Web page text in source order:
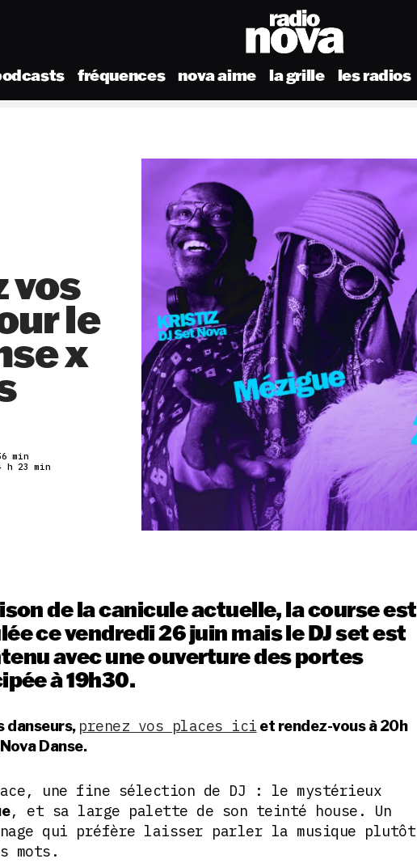
fréquences nova aime la grille les radios
vos
le
x
min
h 23 min
de la canicule actuelle, la course est
ce vendredi 26 juin mais le DJ set est
avec une ouverture des portes
à 19h30.
danseurs, prenez vos places ici et rendez-vous à 20h
Danse.
une fine sélection de DJ : le mystérieux
, et sa large palette de son teinté house. Un
qui préfère laisser parler la musique plutôt
mots.